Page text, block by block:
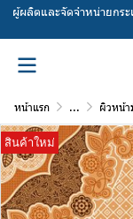
ผู้ผลิตและจัดจำหน่ายกระ
หน้าแรก ... ผิวหน้า
สินค้าใหม่